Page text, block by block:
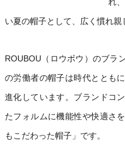
い夏の帽子として、広く慣れ親
ROUBOU（ロウボウ）のブラ
の労働者の帽子は時代ととも
進化しています。ブランドコ
たフォルムに機能性や快適さ
もこだわった帽子」です。